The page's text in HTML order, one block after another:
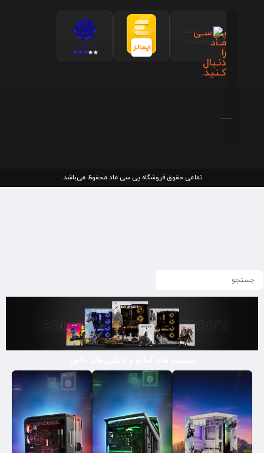
پـی‌سـی
مـاد
را
دنـبال
کـنید.
تمامی حقوق فروشگاه پی سی ماد محفوظ می‌باشد.